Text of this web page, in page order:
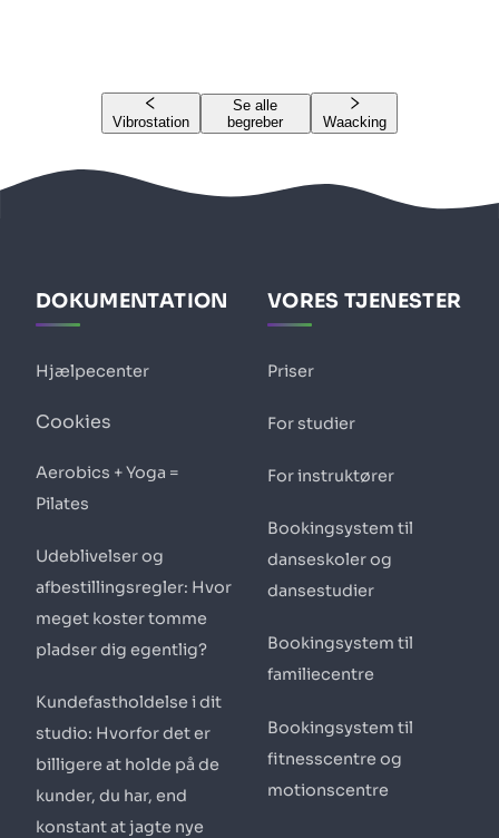
Vibrostation
Se alle
begreber
Waacking
DOKUMENTATION
Hjælpecenter
Cookies
Aerobics + Yoga =
Pilates
Udeblivelser og
afbestillingsregler: Hvor
meget koster tomme
pladser dig egentlig?
Kundefastholdelse i dit
studio: Hvorfor det er
billigere at holde på de
kunder, du har, end
konstant at jagte nye
VORES TJENESTER
Priser
For studier
For instruktører
Bookingsystem til
danseskoler og
dansestudier
Bookingsystem til
familiecentre
Bookingsystem til
fitnesscentre og
motionscentre